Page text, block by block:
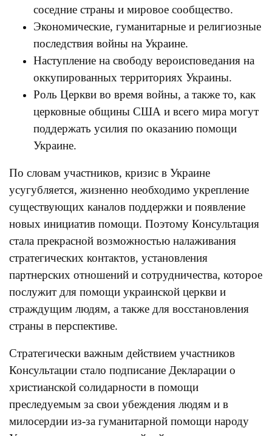
соседние страны и мировое сообщество.
Экономические, гуманитарные и религиозные
последствия войны на Украине.
Наступление на свободу вероисповедания на
оккупированных территориях Украины.
Роль Церкви во время войны, а также то, как
церковные общины США и всего мира могут
поддержать усилия по оказанию помощи
Украине.
По словам участников, кризис в Украине
усугубляется, жизненно необходимо укрепление
существующих каналов поддержки и появление
новых инициатив помощи. Поэтому Консультация
стала прекрасной возможностью налаживания
стратегических контактов, установления
партнерских отношений и сотрудничества, которое
послужит для помощи украинской церкви и
страждущим людям, а также для восстановления
страны в перспективе.
Стратегически важным действием участников
Консультации стало подписание Декларации о
христианской солидарности в помощи
преследуемым за свои убеждения людям и в
милосердии из-за гуманитарной помощи народу